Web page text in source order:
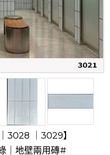
3028 ｜3029】
｜地壁兩用磚#